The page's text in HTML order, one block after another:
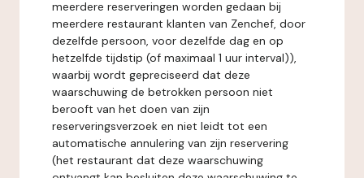
meerdere reserveringen worden gedaan bij
meerdere restaurant klanten van Zenchef, door
dezelfde persoon, voor dezelfde dag en op
hetzelfde tijdstip (of maximaal 1 uur interval)),
waarbij wordt gepreciseerd dat deze
waarschuwing de betrokken persoon niet
berooft van het doen van zijn
reserveringsverzoek en niet leidt tot een
automatische annulering van zijn reservering
(het restaurant dat deze waarschuwing